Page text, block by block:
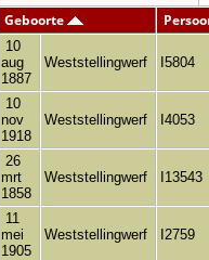
Geboorte
10
aug
1887
Weststellingwerf I5804
10
nov
1918
Weststellingwerf I4053
26
mrt
1858
Weststellingwerf I13543
11
mei
1905
Weststellingwerf I2759